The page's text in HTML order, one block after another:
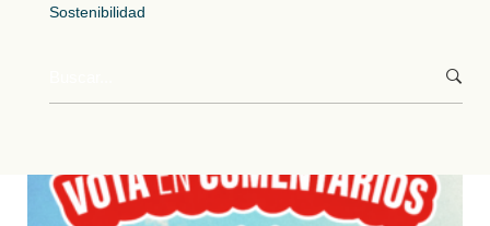
Sostenibilidad